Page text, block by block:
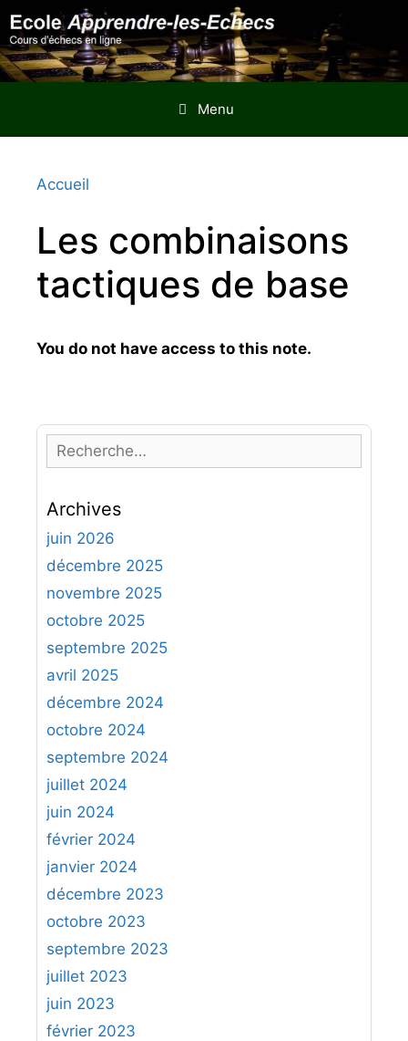
Aller
au
contenu
Menu
Accueil
Les combinaisons
tactiques de base
You do not have access to this note.
e
h
e
r
h
e
r
:
Archives
juin 2026
décembre 2025
novembre 2025
octobre 2025
septembre 2025
avril 2025
décembre 2024
octobre 2024
septembre 2024
juillet 2024
juin 2024
février 2024
janvier 2024
décembre 2023
octobre 2023
septembre 2023
juillet 2023
juin 2023
février 2023